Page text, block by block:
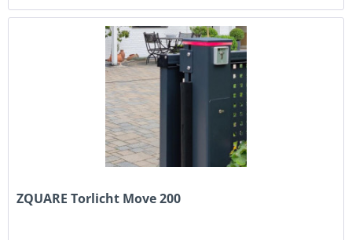
ZQUARE Torlicht Move 200